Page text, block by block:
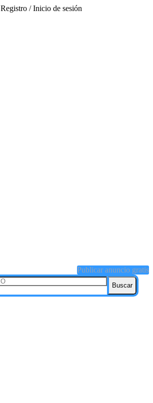
Registro / Inicio de sesión
Publicar anuncio gratis
Buscar